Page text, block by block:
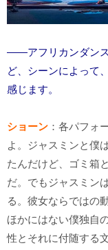
――アフリカンダンス
ど、シーンによって
感じます。
ショーン ：各パフォ
よ。ジャスミンと僕
たんだけど、ゴミ箱
だ。でもジャスミン
る。彼女ならではの
ほかにはない僕独自
性とそれに付随する